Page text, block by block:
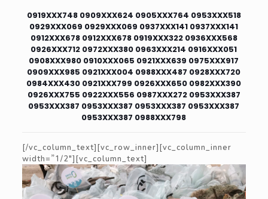
0919XXX748 0909XXX624 0905XXX764 0953XXX518
0929XXX069 0929XXX069 0937XXX141 0937XXX141
0912XXX678 0912XXX678 0919XXX322 0936XXX568
0926XXX712 0972XXX380 0963XXX214 0916XXX051
0908XXX980 0910XXX065 0921XXX639 0975XXX917
0909XXX985 0921XXX004 0988XXX487 0928XXX720
0984XXX430 0921XXX799 0926XXX650 0982XXX390
0926XXX755 0922XXX556 0987XXX272 0953XXX387
0953XXX387 0953XXX387 0953XXX387 0953XXX387
0953XXX387 0988XXX798
[/vc_column_text][vc_row_inner][vc_column_inner
width=”1/2″][vc_column_text]